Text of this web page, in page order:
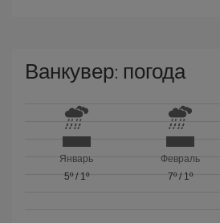
Ванкувер: погода
Январь
5º/ 1º
Февраль
7º/ 1º